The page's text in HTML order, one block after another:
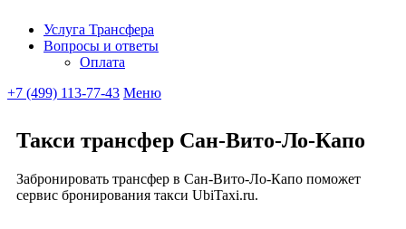
Ubitaxi
Услуга Трансфера
Вопросы и ответы
Оплата
+7 (499) 113-77-43 Меню
Такси трансфер Сан-Вито-Ло-Капо
Забронировать трансфер в Сан-Вито-Ло-Капо поможет
сервис бронирования такси UbiTaxi.ru.